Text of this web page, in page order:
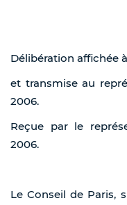
Délibération affichée
et transmise au
2006.
Reçue par le
2006.
Le Conseil de Paris,